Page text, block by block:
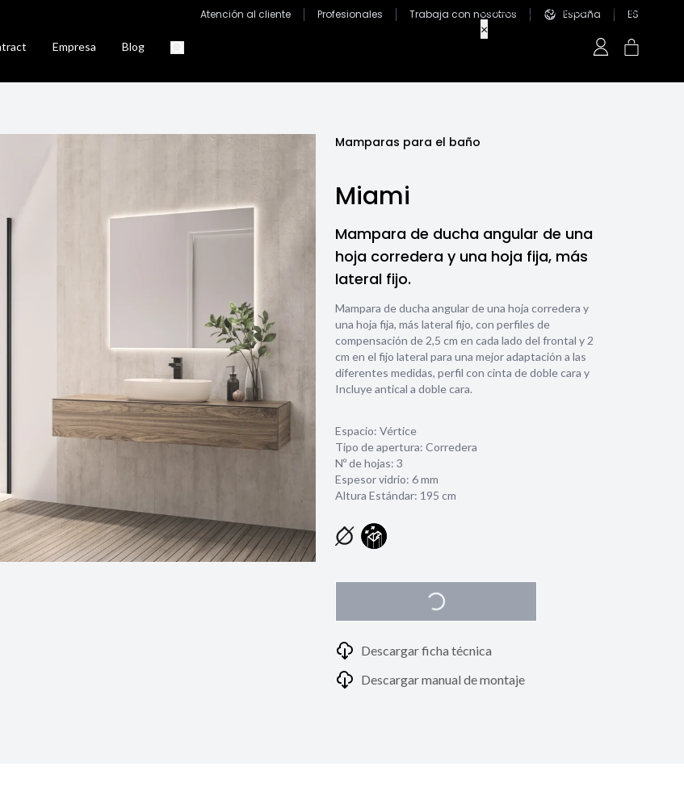
Atención al cliente Profesionales Trabaja con nosotros España ES
Empresa Blog
Mamparas para el baño
Miami
Mampara de ducha angular de una
hoja corredera y una hoja fija, más
lateral fijo.
Mampara de ducha angular de una hoja corredera y
una hoja fija, más lateral fijo, con perfiles de
compensación de 2,5 cm en cada lado del frontal y 2
cm en el fijo lateral para una mejor adaptación a las
diferentes medidas, perfil con cinta de doble cara y
Incluye antical a doble cara.
Espacio: Vértice
Tipo de apertura: Corredera
Nº de hojas: 3
Espesor vidrio: 6 mm
Altura Estándar: 195 cm
Descargar ficha técnica
Descargar manual de montaje